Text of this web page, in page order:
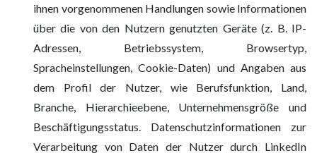
ihnen vorgenommenen Handlungen sowie Informationen
über die von den Nutzern genutzten Geräte (z. B. IP-
Adressen, Betriebssystem, Browsertyp,
Spracheinstellungen, Cookie-Daten) und Angaben aus
dem Profil der Nutzer, wie Berufsfunktion, Land,
Branche, Hierarchieebene, Unternehmensgröße und
Beschäftigungsstatus. Datenschutzinformationen zur
Verarbeitung von Daten der Nutzer durch LinkedIn